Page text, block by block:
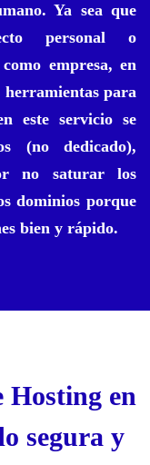
Ya sea que
personal o
empresa, en
herramientas para
este servicio se
(no dedicado),
no saturar los
dominios porque
bien y rápido.
Hosting en
segura y